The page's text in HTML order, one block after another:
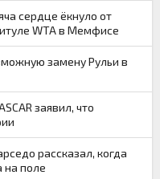
сердце ёкнуло от
WTA в Мемфисе
замену Рульи в
заявил, что
рассказал, когда
поле